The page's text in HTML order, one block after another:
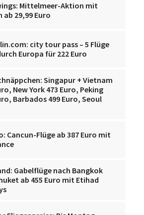
Mittelmeer-Aktion mit
ab 29,99 Euro
city tour pass – 5 Flüge
Europa für 222 Euro
Singapur + Vietnam
New York 473 Euro, Peking
Barbados 499 Euro, Seoul
Cancun-Flüge ab 387 Euro mit
Gabelflüge nach Bangkok
ab 455 Euro mit Etihad